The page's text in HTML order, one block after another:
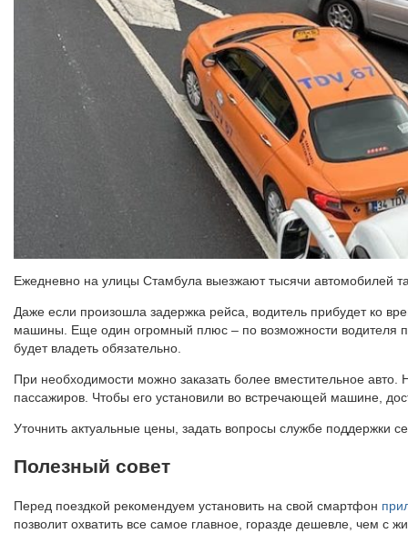
Ежедневно на улицы Стамбула выезжают тысячи автомобилей
Даже если произошла задержка рейса, водитель прибудет ко
машины. Еще один огромный плюс – по возможности водителя
будет владеть обязательно.
При необходимости можно заказать более вместительное
пассажиров. Чтобы его установили во встречающей машине,
Уточнить актуальные цены, задать вопросы службе поддержки
Полезный совет
Перед поездкой рекомендуем установить на свой смартфон
позволит охватить все самое главное, горазде дешевле, чем с